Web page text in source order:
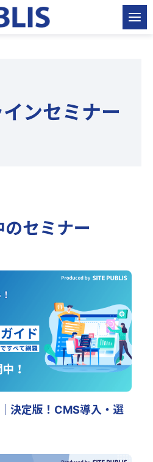
ンセミナー
セミナー
決定版！CMS導入・選